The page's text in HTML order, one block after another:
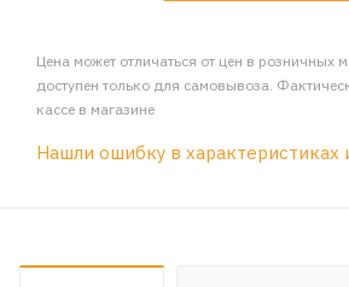
Цена может отличаться от цен в розничных
доступен только для самовывоза.
кассе в магазине
Нашли ошибку в характеристиках